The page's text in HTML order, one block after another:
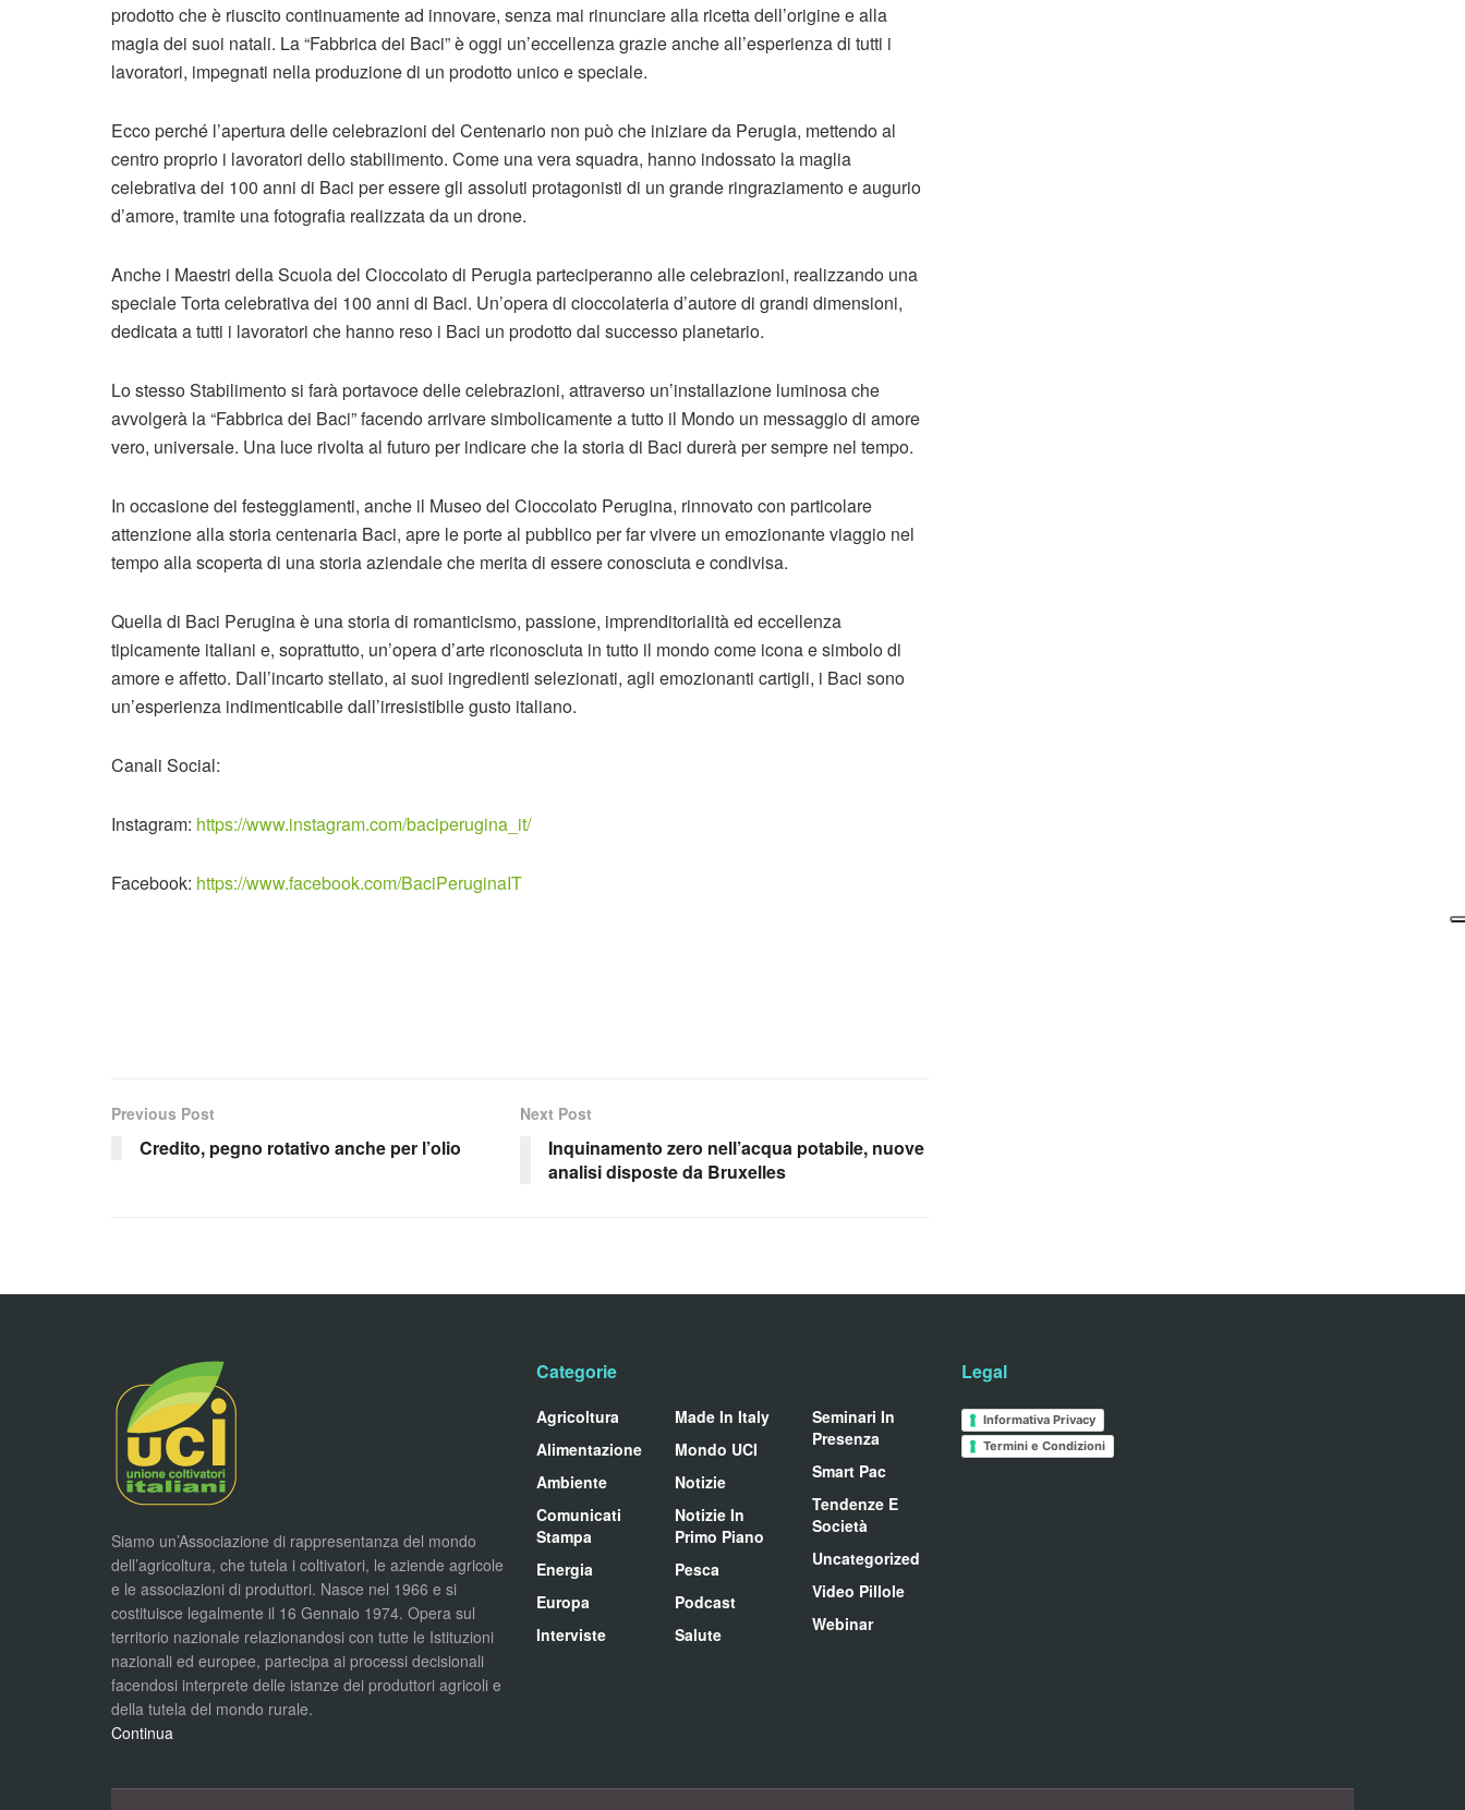
prodotto che è riuscito continuamente ad innovare, senza mai rinunciare alla ricetta dell’origine e alla
magia dei suoi natali. La “Fabbrica dei Baci” è oggi un’eccellenza grazie anche all’esperienza di tutti i
lavoratori, impegnati nella produzione di un prodotto unico e speciale.
Ecco perché l’apertura delle celebrazioni del Centenario non può che iniziare da Perugia, mettendo al
centro proprio i lavoratori dello stabilimento. Come una vera squadra, hanno indossato la maglia
celebrativa dei 100 anni di Baci per essere gli assoluti protagonisti di un grande ringraziamento e augurio
d’amore, tramite una fotografia realizzata da un drone.
Anche i Maestri della Scuola del Cioccolato di Perugia parteciperanno alle celebrazioni, realizzando una
speciale Torta celebrativa dei 100 anni di Baci. Un’opera di cioccolateria d’autore di grandi dimensioni,
dedicata a tutti i lavoratori che hanno reso i Baci un prodotto dal successo planetario.
Lo stesso Stabilimento si farà portavoce delle celebrazioni, attraverso un’installazione luminosa che
avvolgerà la “Fabbrica dei Baci” facendo arrivare simbolicamente a tutto il Mondo un messaggio di amore
vero, universale. Una luce rivolta al futuro per indicare che la storia di Baci durerà per sempre nel tempo.
In occasione dei festeggiamenti, anche il Museo del Cioccolato Perugina, rinnovato con particolare
attenzione alla storia centenaria Baci, apre le porte al pubblico per far vivere un emozionante viaggio nel
tempo alla scoperta di una storia aziendale che merita di essere conosciuta e condivisa.
Quella di Baci Perugina è una storia di romanticismo, passione, imprenditorialità ed eccellenza
tipicamente italiani e, soprattutto, un’opera d’arte riconosciuta in tutto il mondo come icona e simbolo di
amore e affetto. Dall’incarto stellato, ai suoi ingredienti selezionati, agli emozionanti cartigli, i Baci sono
un’esperienza indimenticabile dall’irresistibile gusto italiano.
Canali Social:
Instagram: https://www.instagram.com/baciperugina_it/
Facebook: https://www.facebook.com/BaciPeruginaIT
Previous Post
Credito, pegno rotativo anche per l’olio
Next Post
Inquinamento zero nell’acqua potabile, nuove
analisi disposte da Bruxelles
Siamo un’Associazione di rappresentanza del mondo
dell’agricoltura, che tutela i coltivatori, le aziende agricole
e le associazioni di produttori. Nasce nel 1966 e si
costituisce legalmente il 16 Gennaio 1974. Opera sul
territorio nazionale relazionandosi con tutte le Istituzioni
nazionali ed europee, partecipa ai processi decisionali
facendosi interprete delle istanze dei produttori agricoli e
della tutela del mondo rurale.
Continua
Categorie
Agricoltura
Alimentazione
Ambiente
Comunicati
Stampa
Energia
Europa
Interviste
Made In Italy
Mondo UCI
Notizie
Notizie In
Primo Piano
Pesca
Podcast
Salute
Seminari In
Presenza
Smart Pac
Tendenze E
Società
Uncategorized
Video Pillole
Webinar
Legal
Informativa Privacy
Termini e Condizioni